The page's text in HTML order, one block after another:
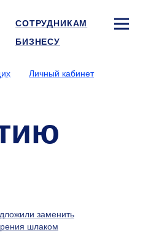
СОТРУДНИКАМ
БИЗНЕСУ
Личный кабинет
заменить
шлаком